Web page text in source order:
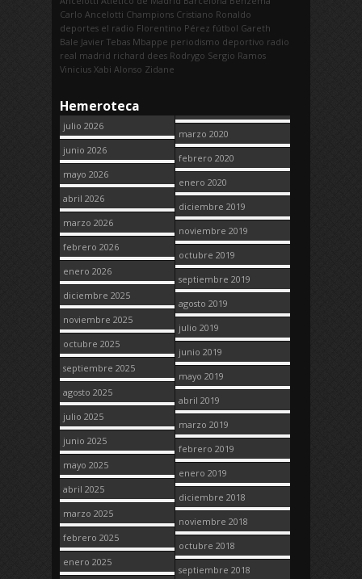
Carlo Ancelotti Champions Cristiano Ronaldo
deportes el radio Florentino Pérez fútbol Gareth
Bale Javier Tebas Mbappe periodismo deportivo radio
real madrid richard dees Rodrygo Sergio Ramos
Vinicius Xabi Alonso Zidane
Hemeroteca
julio 2026
junio 2026
mayo 2026
abril 2026
marzo 2026
febrero 2026
enero 2026
diciembre 2025
noviembre 2025
octubre 2025
septiembre 2025
agosto 2025
julio 2025
junio 2025
mayo 2025
abril 2025
marzo 2025
febrero 2025
enero 2025
marzo 2020
febrero 2020
enero 2020
diciembre 2019
noviembre 2019
octubre 2019
septiembre 2019
agosto 2019
julio 2019
junio 2019
mayo 2019
abril 2019
marzo 2019
febrero 2019
enero 2019
diciembre 2018
noviembre 2018
octubre 2018
septiembre 2018